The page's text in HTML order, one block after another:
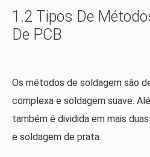
1.2 Tipos De
De PCB
Os métodos de soldagem são
complexa e soldagem suave.
também é dividida em mais
e soldagem de prata.